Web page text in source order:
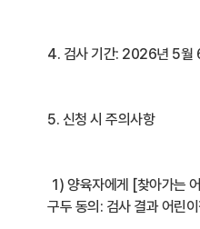
4. 검사 기간: 2026년 5월
5. 신청 시 주의사항
1) 양육자에게 [찾아가는
구두 동의: 검사 결과 어린